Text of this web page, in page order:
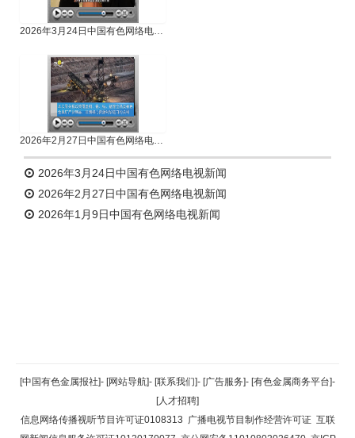
2026年3月24日中国有色网络电视新闻
2026年2月27日中国有色网络电视新闻
2026年3月24日中国有色网络电视新闻
2026年2月27日中国有色网络电视新闻
2026年1月9日中国有色网络电视新闻
返回顶部
返回首页
[中国有色金属报社]- [网站导航]- [联系我们]- [广告服务]- [有色金属商务平台]-
[人才招聘]
信息网络传播视听节目许可证0108313 广播电视节目制作经营许可证 互联